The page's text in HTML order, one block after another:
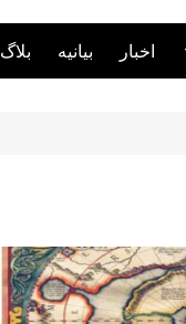
اخبار بیانیه بلاگ